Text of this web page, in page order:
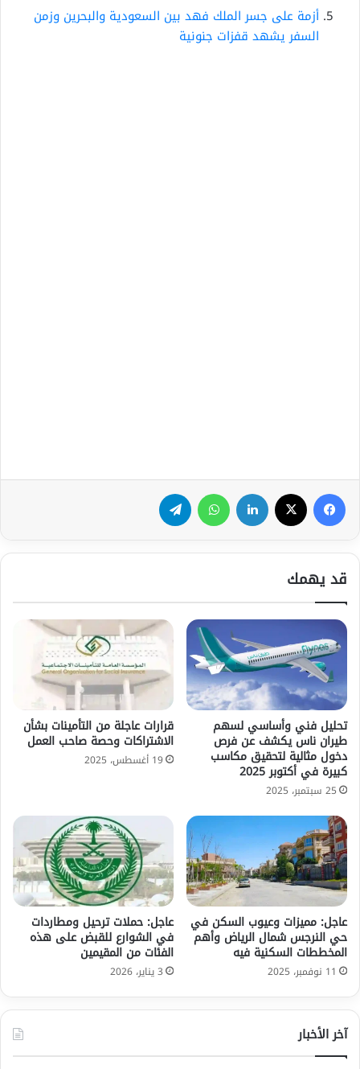
أزمة على جسر الملك فهد بين السعودية والبحرين وزمن
السفر يشهد قفزات جنونية
فيسبوك لينكدإن واتساب
قد يهمك
تحليل فني وأساسي لسهم
طيران ناس يكشف عن فرص
دخول مثالية لتحقيق مكاسب
كبيرة في أكتوبر 2025
25 سبتمبر، 2025
قرارات عاجلة من التأمينات بشأن
الاشتراكات وحصة صاحب العمل
19 أغسطس، 2025
عاجل: مميزات وعيوب السكن في
حي النرجس شمال الرياض وأهم
المخططات السكنية فيه
11 نوفمبر، 2025
عاجل: حملات ترحيل ومطاردات
في الشوارع للقبض على هذه
الفئات من المقيمين
3 يناير، 2026
آخر الأخبار